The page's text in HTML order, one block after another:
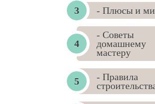
- Плюсы и
- Советы
домашнему
мастеру
- Правила